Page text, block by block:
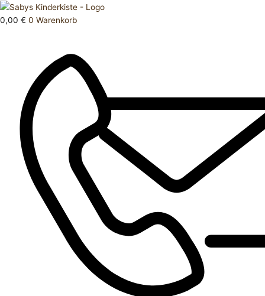
Zum
Inhalt
0,00 € 0 Warenkorb
Products
search
Oberteil
116